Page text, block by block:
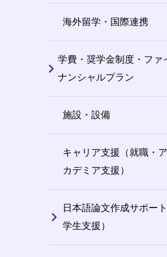
海外留学・国際連携
学費・奨学金制度・ファ
ナンシャルプラン
施設・設備
キャリア支援（就職・ア
カデミア支援）
日本語論文作成サポー
学生支援）